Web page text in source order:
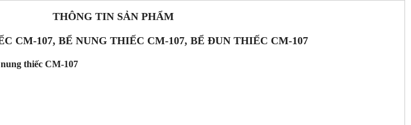
THÔNG TIN SẢN PHẨM
CM-107, BỂ NUNG THIẾC CM-107, BỂ ĐUN THIẾC CM-107
thiếc CM-107